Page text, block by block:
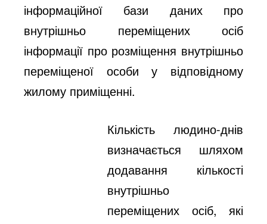
інформаційної бази даних про
внутрішньо переміщених осіб
інформації про розміщення внутрішньо
переміщеної особи у відповідному
жилому приміщенні.
Кількість людино-днів
визначається шляхом
додавання кількості
внутрішньо
переміщених осіб, які